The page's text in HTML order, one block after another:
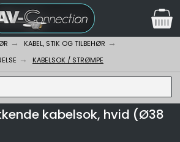
KABEL, STIK OG TILBEHØR
KABELSOK / STRØMPE
kabelsok, hvid (Ø38